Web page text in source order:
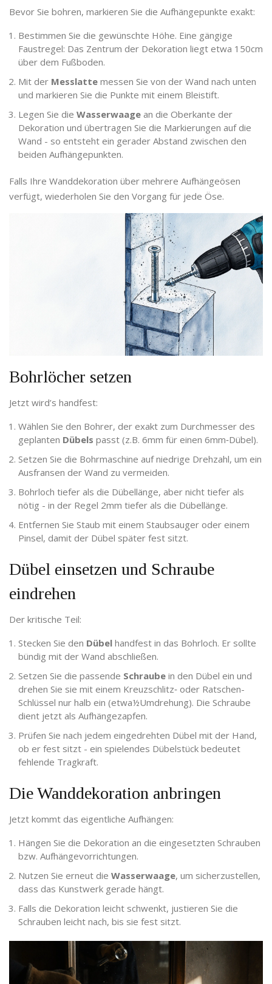
Bevor Sie bohren, markieren Sie die Aufhängepunkte exakt:
Bestimmen Sie die gewünschte Höhe. Eine gängige
Faustregel: Das Zentrum der Dekoration liegt etwa 150cm
über dem Fußboden.
Mit der Messlatte messen Sie von der Wand nach unten
und markieren Sie die Punkte mit einem Bleistift.
Legen Sie die Wasserwaage an die Oberkante der
Dekoration und übertragen Sie die Markierungen auf die
Wand - so entsteht ein gerader Abstand zwischen den
beiden Aufhängepunkten.
Falls Ihre Wanddekoration über mehrere Aufhängeösen
verfügt, wiederholen Sie den Vorgang für jede Öse.
Bohrlöcher setzen
Jetzt wird’s handfest:
Wählen Sie den Bohrer, der exakt zum Durchmesser des
geplanten Dübels passt (z.B. 6mm für einen 6mm‑Dübel).
Setzen Sie die Bohrmaschine auf niedrige Drehzahl, um ein
Ausfransen der Wand zu vermeiden.
Bohrloch tiefer als die Dübellänge, aber nicht tiefer als
nötig - in der Regel 2mm tiefer als die Dübellänge.
Entfernen Sie Staub mit einem Staubsauger oder einem
Pinsel, damit der Dübel später fest sitzt.
Dübel einsetzen und Schraube
eindrehen
Der kritische Teil:
Stecken Sie den Dübel handfest in das Bohrloch. Er sollte
bündig mit der Wand abschließen.
Setzen Sie die passende Schraube in den Dübel ein und
drehen Sie sie mit einem Kreuzschlitz‑ oder Ratschen-
Schlüssel nur halb ein (etwa½Umdrehung). Die Schraube
dient jetzt als Aufhängezapfen.
Prüfen Sie nach jedem eingedrehten Dübel mit der Hand,
ob er fest sitzt - ein spielendes Dübelstück bedeutet
fehlende Tragkraft.
Die Wanddekoration anbringen
Jetzt kommt das eigentliche Aufhängen:
Hängen Sie die Dekoration an die eingesetzten Schrauben
bzw. Aufhängevorrichtungen.
Nutzen Sie erneut die Wasserwaage, um sicherzustellen,
dass das Kunstwerk gerade hängt.
Falls die Dekoration leicht schwenkt, justieren Sie die
Schrauben leicht nach, bis sie fest sitzt.